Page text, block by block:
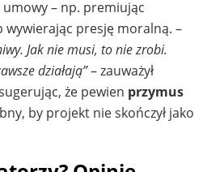
– np. premiując
wywierając presję moralną. –
Jak nie musi, to nie zrobi.
działają”– zauważył
że pewien przymus
by projekt nie skończył jako